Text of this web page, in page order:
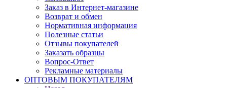
Заказ в Интернет-магазине
Возврат и обмен
Нормативная информация
Полезные статьи
Отзывы покупателей
Заказать образцы
Вопрос-Ответ
Рекламные материалы
ОПТОВЫМ ПОКУПАТЕЛЯМ